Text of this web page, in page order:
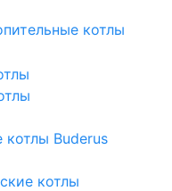
котлы
Buderus
котлы